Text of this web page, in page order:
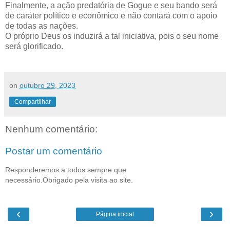
Finalmente, a ação predatória de Gogue e seu bando será
de caráter político e econômico e não contará com o apoio
de todas as nações.
O próprio Deus os induzirá a tal iniciativa, pois o seu nome
será glorificado.
on outubro 29, 2023
Compartilhar
Nenhum comentário:
Postar um comentário
Responderemos a todos sempre que
necessário.Obrigado pela visita ao site.
‹ ›
Página inicial